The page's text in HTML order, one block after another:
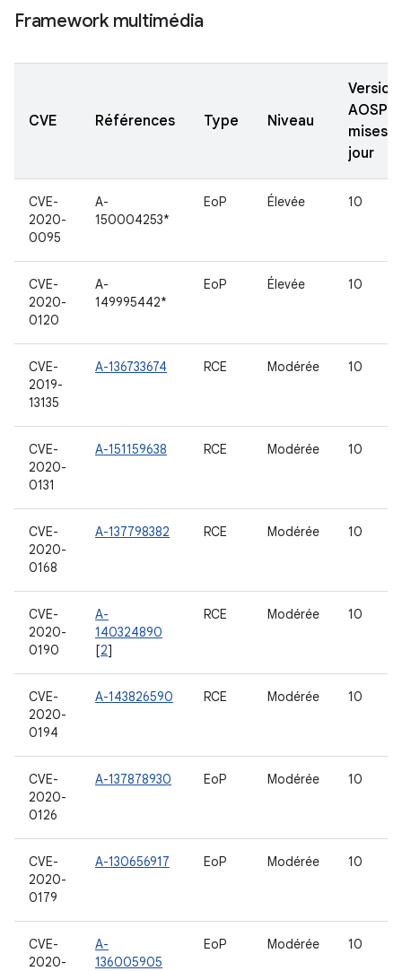
Framework multimédia
CVE Références Type Niveau
AOSP
mises à
jour
CVE-
2020-
0095
A-
150004253*
EoP Élevée 10
CVE-
2020-
0120
A-
149995442*
EoP Élevée 10
CVE-
2019-
13135
A-136733674 RCE Modérée 10
CVE-
2020-
0131
A-151159638 RCE Modérée 10
CVE-
2020-
0168
A-137798382 RCE Modérée 10
CVE-
2020-
0190
A-
140324890
[2]
RCE Modérée 10
CVE-
2020-
0194
A-143826590 RCE Modérée 10
CVE-
2020-
0126
A-137878930 EoP Modérée 10
CVE-
2020-
0179
A-130656917 EoP Modérée 10
CVE-
2020-
A-
136005905
EoP Modérée 10